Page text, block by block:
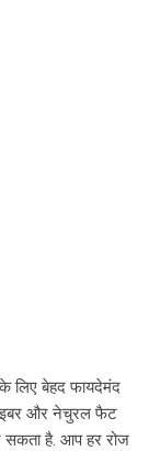
लिए बेहद फायदेमंद
और नेचुरल फैट
है. आप हर रोज